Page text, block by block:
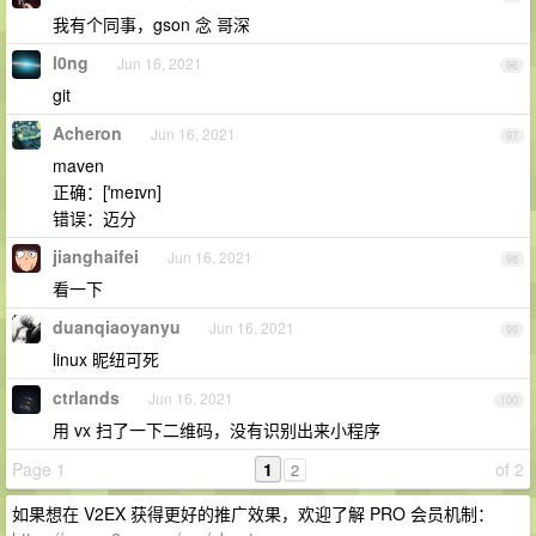
我有个同事，gson 念 哥深
96
l0ng Jun 16, 2021
git
97
Acheron Jun 16, 2021
maven
正确：[ˈmeɪvn]
错误：迈分
98
jianghaifei Jun 16, 2021
看一下
99
duanqiaoyanyu Jun 16, 2021
linux 昵纽可死
100
ctrlands Jun 16, 2021
用 vx 扫了一下二维码，没有识别出来小程序
Page 1
of 2
1 2
如果想在 V2EX 获得更好的推广效果，欢迎了解 PRO 会员机制：